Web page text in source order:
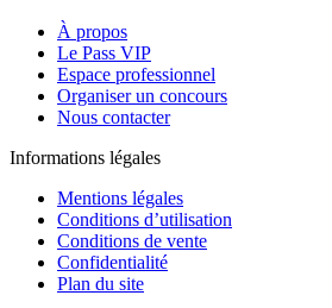
À propos
Le Pass VIP
Espace professionnel
Organiser un concours
Nous contacter
Informations légales
Mentions légales
Conditions d’utilisation
Conditions de vente
Confidentialité
Plan du site